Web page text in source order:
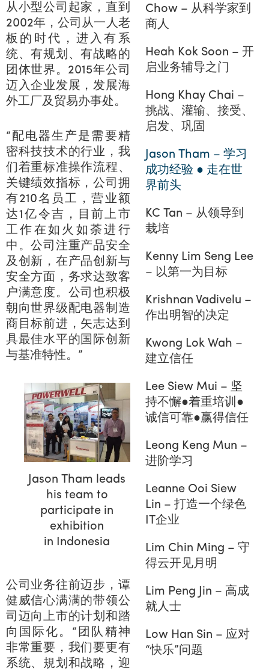
从小型公司起家，直到
2002年，公司从一人老
板的时代，进入有系
统、有规划、有战略的
团体世界。2015年公司
迈入企业发展，发展海
外工厂及贸易办事处。
“配电器生产是需要精
密科技技术的行业，我
们着重标准操作流程、
关键绩效指标，公司拥
有210名员工，营业额
达1亿令吉，目前上市
工作在如火如荼进行
中。公司注重产品安全
及创新，在产品创新与
安全方面，务求达致客
户满意度。公司也积极
朝向世界级配电器制造
商目标前进，矢志达到
具最佳水平的国际创新
与基准特性。”
Jason Tham leads
his team to
participate in
exhibition
in Indonesia
公司业务往前迈步，谭
健威信心满满的带领公
司迈向上市的计划和踏
向国际化。“团队精神
非常重要，我们要更有
系统、規划和战略，迎
Chow – 从科学家到
商人
Heah Kok Soon – 开
启业务辅导之门
Hong Khay Chai –
挑战、灌输、接受、
启发、巩固
Jason Tham – 学习
成功经验 ● 走在世
界前头
KC Tan – 从领导到
栽培
Kenny Lim Seng Lee
– 以第一为目标
Krishnan Vadivelu –
作出明智的决定
Kwong Lok Wah –
建立信任
Lee Siew Mui – 坚
持不懈●着重培训●
诚信可靠●赢得信任
Leong Keng Mun –
进阶学习
Leanne Ooi Siew
Lin – 打造一个绿色
IT企业
Lim Chin Ming – 守
得云开见月明
Lim Peng Jin – 高成
就人士
Low Han Sin – 应对
“快乐”问题